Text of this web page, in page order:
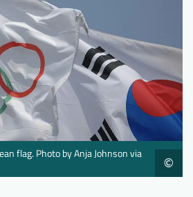
Wer wir sind
Newsletter
©
flag. Photo by Anja Johnson via